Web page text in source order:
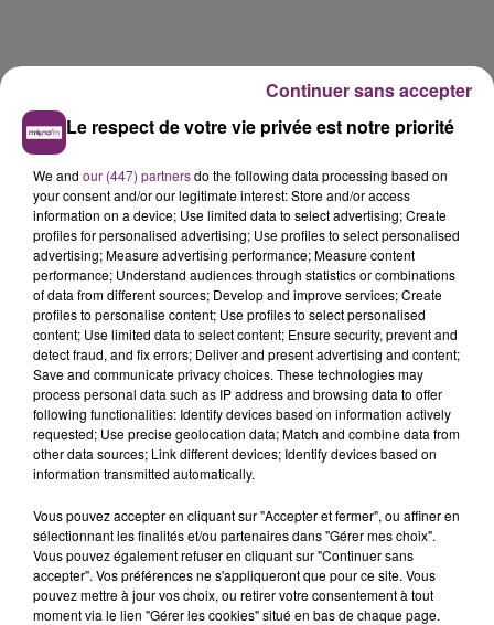
La Bulle - Guinguette éphémère
de Frelinghien !
éclipse solaire du 12 Août 2026
Le respect de votre vie privée est notre priorité
We and our (447) partnersdo the following data processing based on
your consent and/or our legitimate interest: Store and/or access
information on a device; Use limited data to select advertising; Create
profiles for personalised advertising; Use profiles to select personalised
advertising; Measure advertising performance; Measure content
performance; Understand audiences through statistics or combinations
of data from different sources; Develop and improve services; Create
profiles to personalise content; Use profiles to select personalised
content; Use limited data to select content; Ensure security, prevent and
detect fraud, and fix errors; Deliver and present advertising and content;
Save and communicate privacy choices. These technologies may
process personal data such as IP address and browsing data to offer
following functionalities: Identify devices based on information actively
requested; Use precise geolocation data; Match and combine data from
other data sources; Link different devices; Identify devices based on
information transmitted automatically.
Vous pouvez accepter en cliquant sur "Accepter et fermer", ou affiner en
sélectionnant les finalités et/ou partenaires dans "Gérer mes choix".
Vous pouvez également refuser en cliquant sur "Continuer sans
accepter". Vos préférences ne s'appliqueront que pour ce site. Vous
pouvez mettre à jour vos choix, ou retirer votre consentement à tout
moment via le lien "Gérer les cookies" situé en bas de chaque page.
Continuer sans accepter